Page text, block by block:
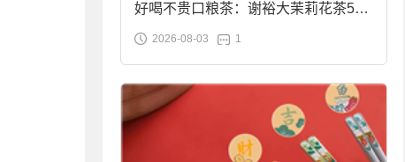
好喝不贵口粮茶：谢裕大茉莉花茶50g
袋装9.9元到手
2026-08-03 1